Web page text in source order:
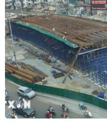
bằng phương pháp
27/05/2026 10:26
Hiện nay, đây là kỹ thuật
tạo hình và điều trị các
vùng hàm mặt được
quả.